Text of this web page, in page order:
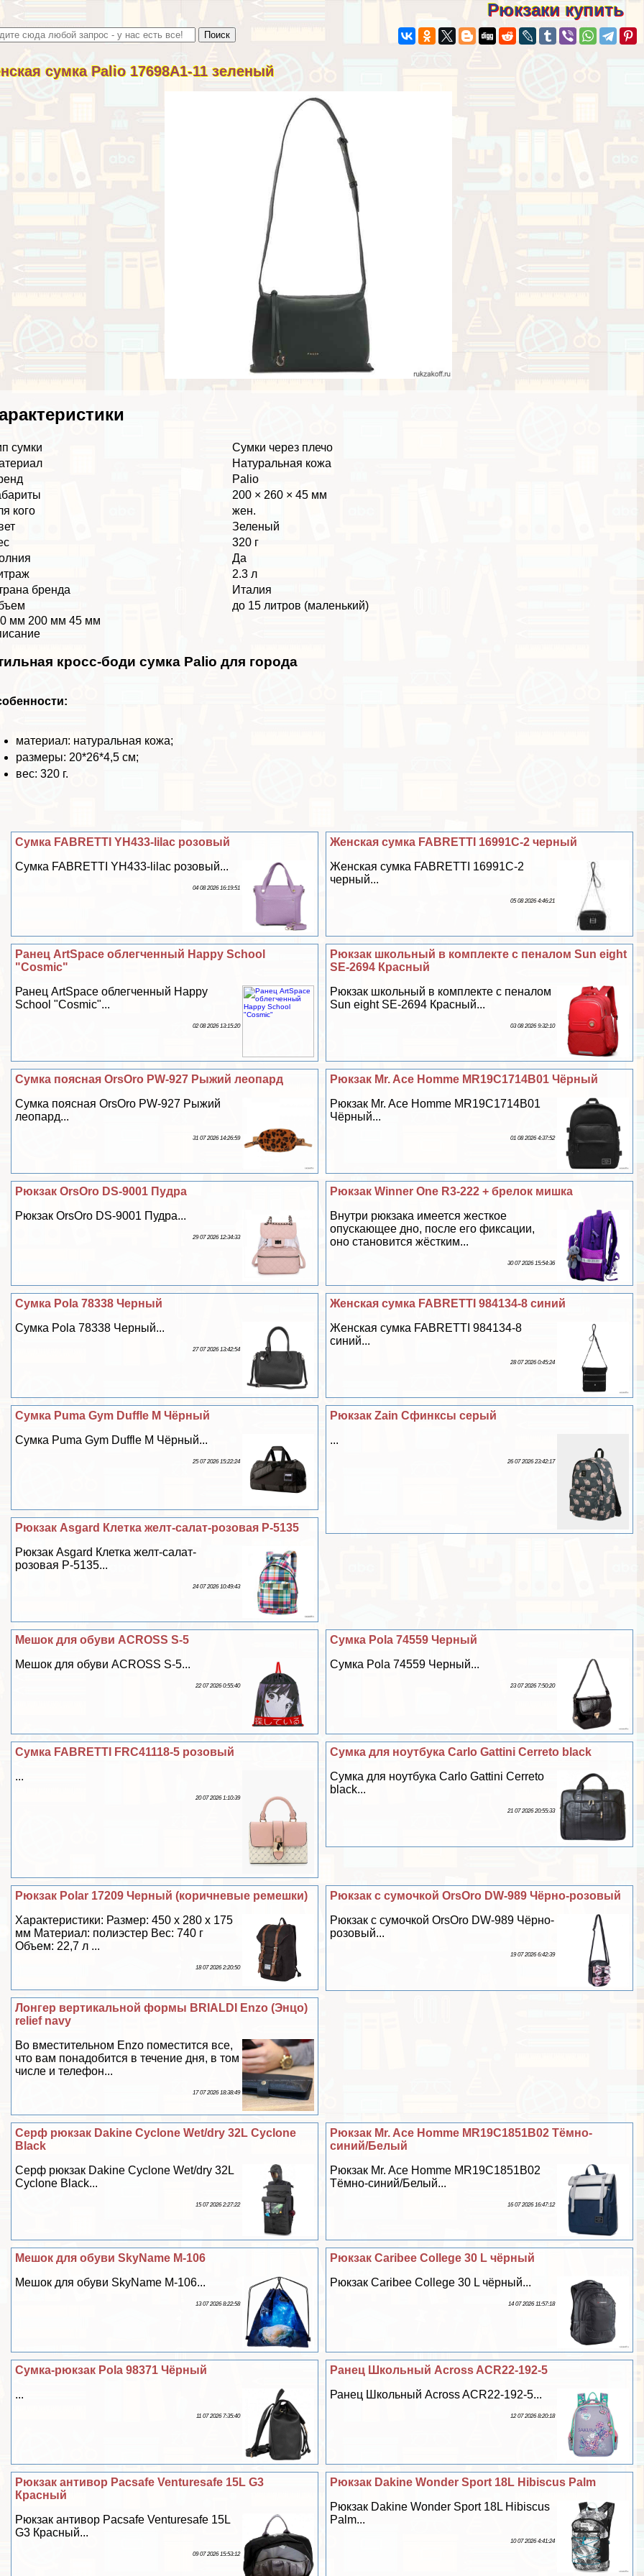
Рюкзаки купить
сумка Palio 17698A1-11 зеленый
сумки
Сумки через плечо
Натуральная кожа
Palio
200 × 260 × 45 мм
кого
жен.
Зеленый
320 г
Да
2.3 л
бренда
Италия
до 15 литров (маленький)
мм 200 мм 45 мм
кросс-боди сумка Palio для города
материал: натуральная кожа;
размеры: 20*26*4,5 см;
вес: 320 г.
Женская сумка FABRETTI 16991C-2 черный
Женская сумка FABRETTI 16991C-2
черный...
05 08 2026 4:46:21
Сумка FABRETTI YH433-lilac розовый
Сумка FABRETTI YH433-lilac розовый...
04 08 2026 16:19:51
Рюкзак школьный в комплекте с пеналом Sun eight
SE-2694 Красный
Рюкзак школьный в комплекте с пеналом
Sun eight SE-2694 Красный...
03 08 2026 9:32:10
Ранец ArtSpace облегченный Happy School
"Cosmic"
Ранец ArtSpace облегченный Happy
School "Cosmic"...
02 08 2026 13:15:20
Рюкзак Mr. Ace Homme MR19C1714B01 Чёрный
Рюкзак Mr. Ace Homme MR19C1714B01
Чёрный...
01 08 2026 4:37:52
Сумка поясная OrsOro PW-927 Рыжий леопард
Сумка поясная OrsOro PW-927 Рыжий
леопард...
31 07 2026 14:26:59
Рюкзак Winner One R3-222 + брелок мишка
Внутри рюкзака имеется жесткое
опускающее дно, после его фиксации,
оно становится жёстким...
30 07 2026 15:54:36
Рюкзак OrsOro DS-9001 Пудра
Рюкзак OrsOro DS-9001 Пудра...
29 07 2026 12:34:33
Женская сумка FABRETTI 984134-8 синий
Женская сумка FABRETTI 984134-8
синий...
28 07 2026 0:45:24
Сумка Pola 78338 Черный
Сумка Pola 78338 Черный...
27 07 2026 13:42:54
Рюкзак Zain Сфинксы серый
...
26 07 2026 23:42:17
Сумка Puma Gym Duffle M Чёрный
Сумка Puma Gym Duffle M Чёрный...
25 07 2026 15:22:24
Рюкзак Asgard Клетка желт-салат-розовая Р-5135
Рюкзак Asgard Клетка желт-салат-
розовая Р-5135...
24 07 2026 10:49:43
Сумка Pola 74559 Черный
Сумка Pola 74559 Черный...
23 07 2026 7:50:20
Мешок для обуви ACROSS S-5
Мешок для обуви ACROSS S-5...
22 07 2026 0:55:40
Сумка для ноутбука Carlo Gattini Cerreto black
Сумка для ноутбука Carlo Gattini Cerreto
black...
21 07 2026 20:55:33
Сумка FABRETTI FRC41118-5 розовый
...
20 07 2026 1:10:39
Рюкзак с сумочкой OrsOro DW-989 Чёрно-розовый
Рюкзак с сумочкой OrsOro DW-989 Чёрно-
розовый...
19 07 2026 6:42:39
Рюкзак Polar 17209 Черный (коричневые ремешки)
Хаpaктеристики: Размер: 450 х 280 х 175
мм Материал: полиэстер Вес: 740 г
Объем: 22,7 л ...
18 07 2026 2:20:50
Лонгер вертикальной формы BRIALDI Enzo (Энцо)
relief navy
Во вместительном Enzo поместится все,
что вам понадобится в течение дня, в том
числе и телефон...
17 07 2026 18:38:49
Рюкзак Mr. Ace Homme MR19C1851B02 Тёмно-
синий/Белый
Рюкзак Mr. Ace Homme MR19C1851B02
Тёмно-синий/Белый...
16 07 2026 16:47:12
Серф рюкзак Dakine Cyclone Wet/dry 32L Cyclone
Black
Серф рюкзак Dakine Cyclone Wet/dry 32L
Cyclone Black...
15 07 2026 2:27:22
Рюкзак Caribee College 30 L чёрный
Рюкзак Caribee College 30 L чёрный...
14 07 2026 11:57:18
Мешок для обуви SkyName M-106
Мешок для обуви SkyName M-106...
13 07 2026 8:22:58
Ранец Школьный Across ACR22-192-5
Ранец Школьный Across ACR22-192-5...
12 07 2026 8:20:18
Сумка-рюкзак Pola 98371 Чёрный
...
11 07 2026 7:35:40
Рюкзак Dakine Wonder Sport 18L Hibiscus Palm
Рюкзак Dakine Wonder Sport 18L Hibiscus
Palm...
10 07 2026 4:41:24
Рюкзак антивор Pacsafe Venturesafe 15L G3
Красный
Рюкзак антивор Pacsafe Venturesafe 15L
G3 Красный...
09 07 2026 15:53:12